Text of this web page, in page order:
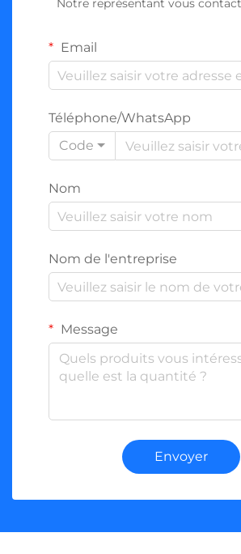
Notre représentant vous
Email
Téléphone/WhatsApp
Code
Nom
Nom de l'entreprise
Message
Envoyer